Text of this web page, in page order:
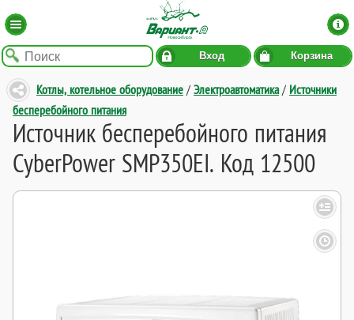
Вход Корзина
Котлы, котельное оборудование / Электроавтоматика/ Источники
бесперебойного питания
Источник бесперебойного питания
CyberPower SMP350EI. Код 12500